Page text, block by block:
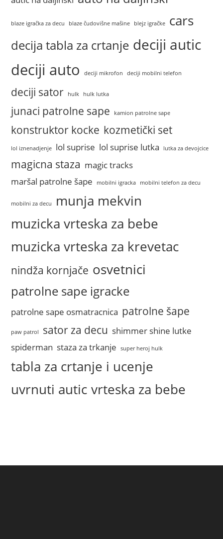
blaze igračka za decu blaze čudovišne mašine blejz igračke cars
decija tabla za crtanje deciji autic
deciji auto deciji mikrofon deciji mobilni telefon
deciji sator hulk hulk lutka
junaci patrolne sape kamion patrolne sape
konstruktor kocke kozmetički set
lol iznenadjenje lol suprise lol suprise lutka lutka za devojcice
magicna staza magic tracks
maršal patrolne šape
mobilni igracka mobilni telefon za decu
mobilni za decu
munja mekvin
muzicka vrteska za bebe
muzicka vrteska za krevetac
nindža kornjače osvetnici
patrolne sape igracke
patrolne sape osmatracnica patrolne šape
paw patrol sator za decu shimmer shine lutke
spiderman staza za trkanje super heroj hulk
tabla za crtanje i ucenje
uvrnuti autic vrteska za bebe